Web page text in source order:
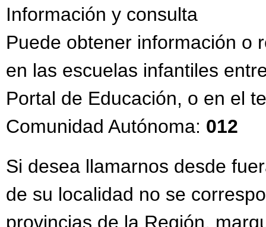
Información y consulta
Puede obtener información o
en las escuelas infantiles
Portal de Educación, o en el
Comunidad Autónoma: 012
Si desea llamarnos desde
de su localidad no se
provincias de la Región,